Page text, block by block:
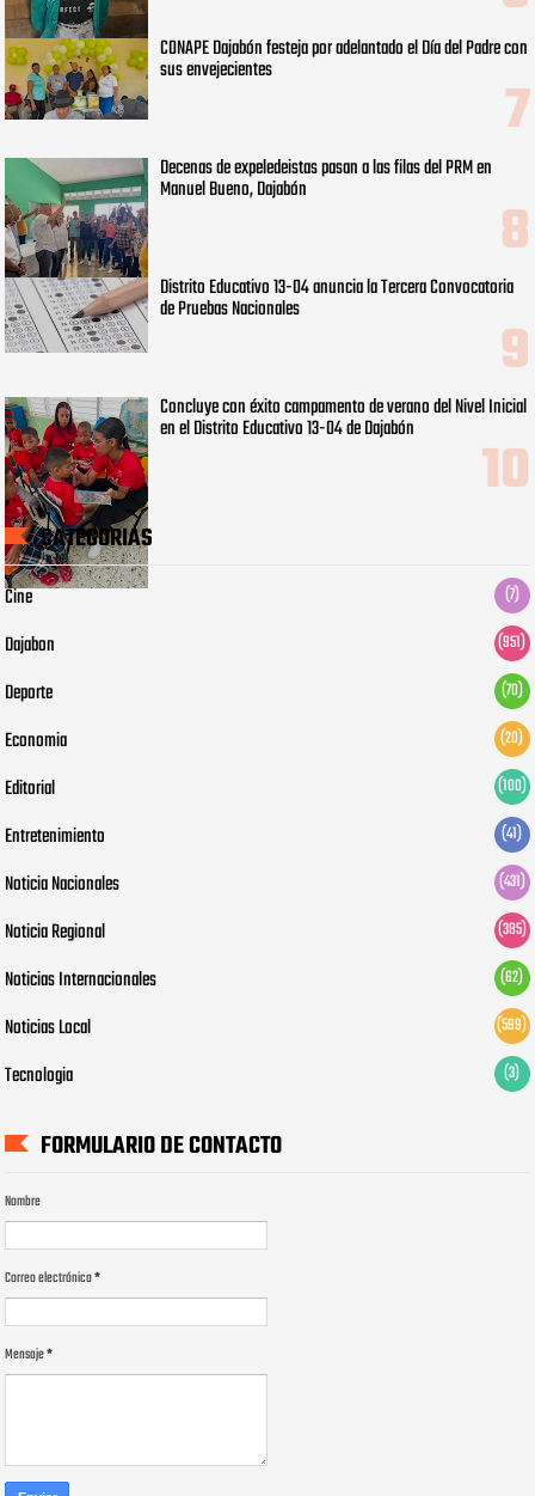
CONAPE Dajabón festeja por adelantado el Día del Padre con
sus envejecientes
Decenas de expeledeistas pasan a las filas del PRM en
Manuel Bueno, Dajabón
Distrito Educativo 13-04 anuncia la Tercera Convocatoria
de Pruebas Nacionales
Concluye con éxito campamento de verano del Nivel Inicial
en el Distrito Educativo 13-04 de Dajabón
CATEGORIAS
Cine (7)
Dajabon (951)
Deporte (70)
Economia (20)
Editorial (100)
Entretenimiento (41)
Noticia Nacionales (431)
Noticia Regional (385)
Noticias Internacionales (62)
Noticias Local (599)
Tecnologia (3)
FORMULARIO DE CONTACTO
Nombre
Correo electrónico*
Mensaje*